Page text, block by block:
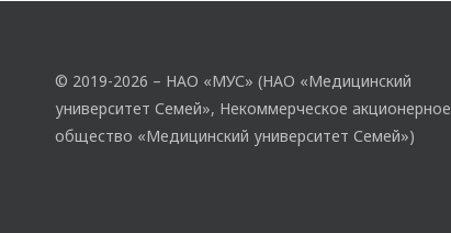
© 2019-2026 – НАО «МУС» (НАО «Медицинский
университет Семей», Некоммерческое акционерное
общество «Медицинский университет Семей»)